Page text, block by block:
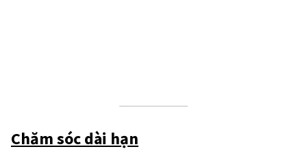
Chăm sóc dài hạn